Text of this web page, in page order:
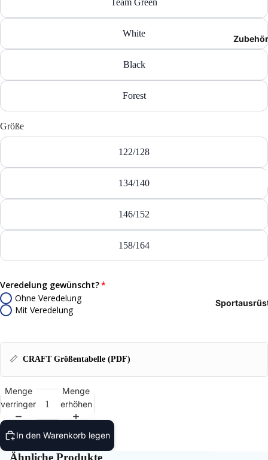
Hosen
Zubehör
Team Green
White
Black
Forest
Größe
122/128
134/140
146/152
158/164
Veredelung gewünscht?
Ohne Veredelung
Mit Veredelung
📏 CRAFT Größentabelle (PDF)
Menge
verringern
Menge
erhöhen
In den Warenkorb legen
Ähnliche Produkte